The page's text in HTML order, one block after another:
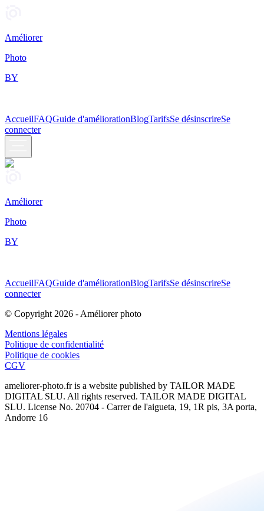
Améliorer
Photo
BY
AccueilFAQGuide d'améliorationBlogTarifsSe désinscrireSe
connecter
Améliorer
Photo
BY
AccueilFAQGuide d'améliorationBlogTarifsSe désinscrireSe
connecter
© Copyright 2026 - Améliorer photo
Mentions légales
Politique de confidentialité
Politique de cookies
CGV
ameliorer-photo.fris a website published by TAILOR MADE
DIGITAL SLU. All rights reserved. TAILOR MADE DIGITAL
SLU. License No. 20704 - Carrer de l'aigueta, 19, 1R pis, 3A porta,
Andorre 16